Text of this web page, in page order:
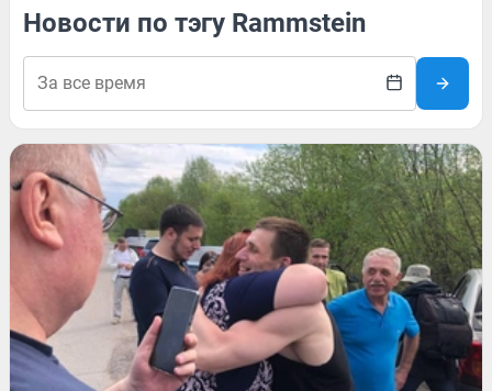
Новости по тэгу Rammstein